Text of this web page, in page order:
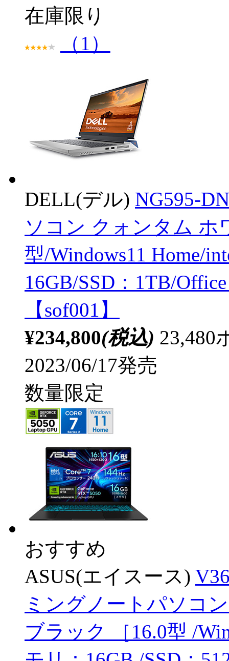
在庫限り
（1）
DELL(デル) NG595-
ソコン クォンタム ホ
型/Windows11 Home/
16GB/SSD：1TB/
【sof001】
¥234,800(税込) 23,480
2023/06/17発売
数量限定
おすすめ
ASUS(エイスース)
ミングノートパソコ
ブラック ［16.0型 /